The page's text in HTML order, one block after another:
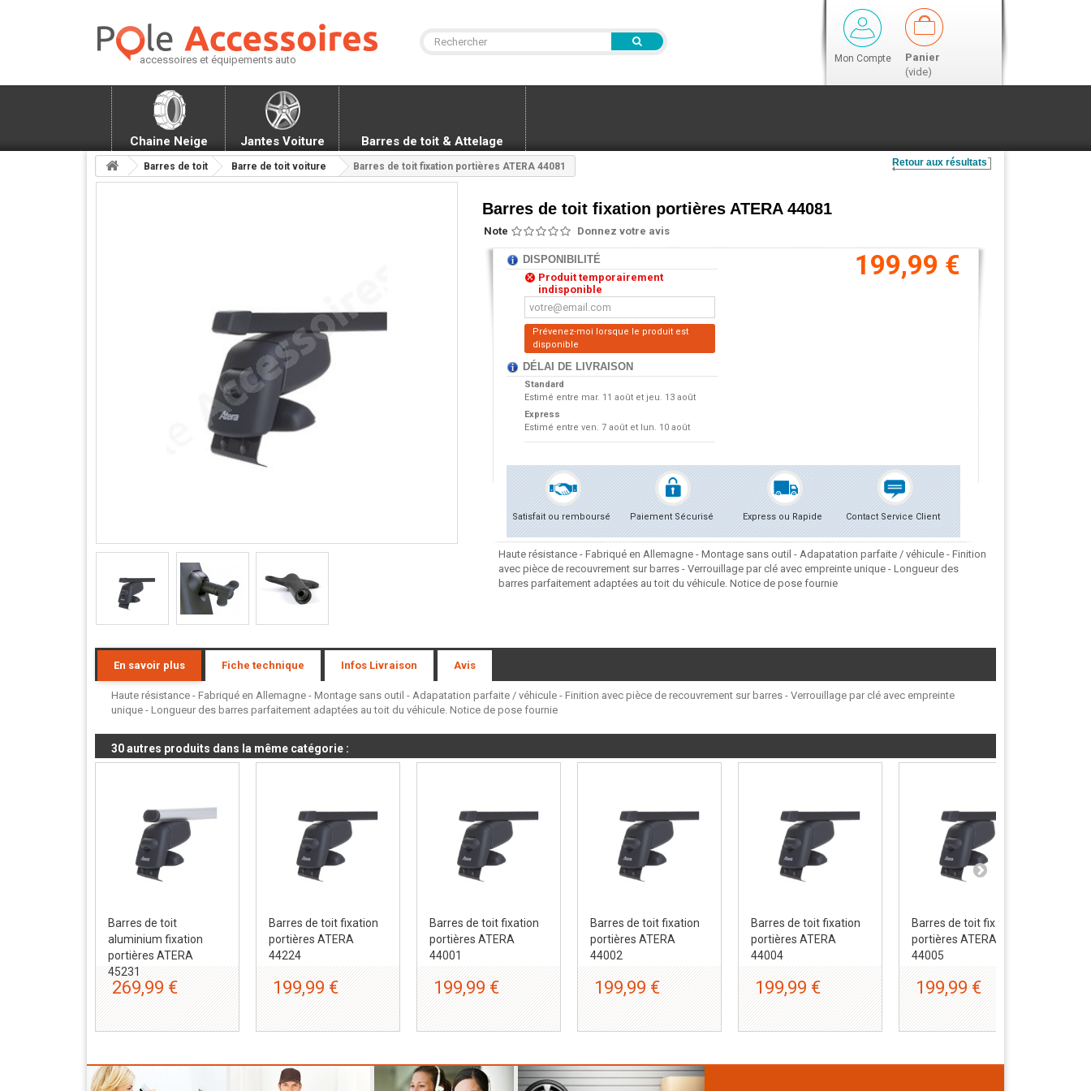
accessoires et équipements auto Mon Compte
Panier
(vide)
Chaine Neige Jantes Voiture Barres de toit & Attelage
Barres de toit Barre de toit voiture Barres de toit fixation portières ATERA 44081 Retour aux résultats
Barres de toit fixation portières ATERA 44081
Note Donnez votre avis
DISPONIBILITÉ
Produit temporairement
indisponible
Prévenez-moi lorsque le produit est
disponible
DÉLAI DE LIVRAISON
Standard
Estimé entre mar. 11 août et jeu. 13 août
Express
Estimé entre ven. 7 août et lun. 10 août
199,99 €
Satisfait ou remboursé Paiement Sécurisé Express ou Rapide Contact Service Client
Haute résistance - Fabriqué en Allemagne - Montage sans outil - Adapatation parfaite / véhicule - Finition
avec pièce de recouvrement sur barres - Verrouillage par clé avec empreinte unique - Longueur des
barres parfaitement adaptées au toit du véhicule. Notice de pose fournie
En savoir plus Fiche technique Infos Livraison Avis
Haute résistance - Fabriqué en Allemagne - Montage sans outil - Adapatation parfaite / véhicule - Finition avec pièce de recouvrement sur barres - Verrouillage par clé avec empreinte
unique - Longueur des barres parfaitement adaptées au toit du véhicule. Notice de pose fournie
30 autres produits dans la même catégorie :
Barres de toit
aluminium fixation
portières ATERA
45231
269,99 €
Barres de toit fixation
portières ATERA
44224
199,99 €
Barres de toit fixation
portières ATERA
44001
199,99 €
Barres de toit fixation
portières ATERA
44002
199,99 €
Barres de toit fixation
portières ATERA
44004
199,99 €
Barres de toit fixation
portières ATERA
44005
199,99 €